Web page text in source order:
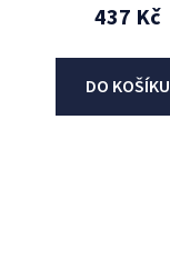
437 Kč
DO KOŠÍKU